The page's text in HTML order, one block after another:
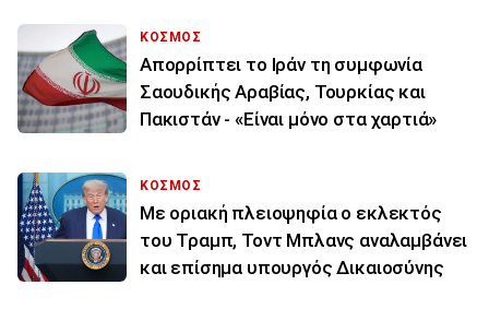
ΚΟΣΜΟΣ
Απορρίπτει το Ιράν τη συμφωνία
Σαουδικής Αραβίας, Τουρκίας και
Πακιστάν - «Είναι μόνο στα χαρτιά»
ΚΟΣΜΟΣ
Με οριακή πλειοψηφία ο εκλεκτός
του Τραμπ, Τοντ Μπλανς αναλαμβάνει
και επίσημα υπουργός Δικαιοσύνης